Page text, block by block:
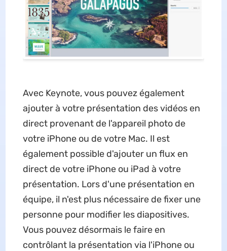
Avec Keynote, vous pouvez également
ajouter à votre présentation des vidéos en
direct provenant de l'appareil photo de
votre iPhone ou de votre Mac. Il est
également possible d'ajouter un flux en
direct de votre iPhone ou iPad à votre
présentation. Lors d'une présentation en
équipe, il n'est plus nécessaire de fixer une
personne pour modifier les diapositives.
Vous pouvez désormais le faire en
contrôlant la présentation via l'iPhone ou